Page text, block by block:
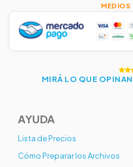
MEDIOS
MIRÁ LO QUE
AYUDA
Lista de Precios
Cómo Preparar los Archivos